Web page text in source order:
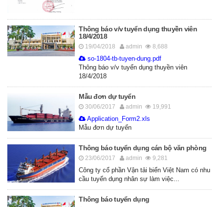
Thông báo v/v tuyển dụng thuyền viên
18/4/2018
19/04/2018 admin 8,688
so-1804-tb-tuyen-dung.pdf
Thông báo v/v tuyển dụng thuyền viên
18/4/2018
Mẫu đơn dự tuyển
30/06/2017 admin 19,991
Application_Form2.xls
Mẫu đơn dự tuyển
Thông báo tuyển dụng cán bộ văn phòng
23/06/2017 admin 9,281
Công ty cổ phần Vận tải biển Việt Nam có nhu
cầu tuyển dụng nhân sự làm việc...
Thông báo tuyển dụng